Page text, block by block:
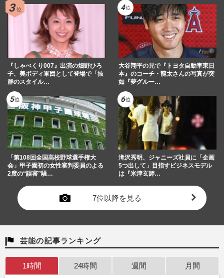
『しゃべくり007』出演の畑野ひろ
子、美ボディ軍団として登場で「抜
群のスタイル…
大谷翔平の兄で『トヨタ自動車東日
本』のコーチ・龍太さんの写真が突
如『夢グルー…
「第108回全国高校野球選手権大
会」甲子園初の女性審判委員のよる
2度の“誤審”騒…
滝沢秀明、ジャニーズ社員に「企画
5つ出して」目指すビジネスモデル
は『米津玄師…
7位以降を見る
芸能の記事ランキング
1時間 24時間 週間 月間